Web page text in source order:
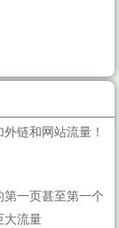
链和网站流量！
一页甚至第一个
大流量